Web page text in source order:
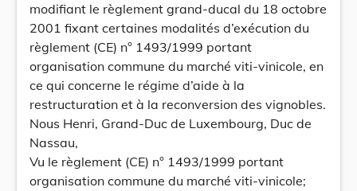
modifiant le règlement grand-ducal du 18 octobre
2001 fixant certaines modalités d’exécution du
règlement (CE) n° 1493/1999 portant
organisation commune du marché viti-vinicole, en
ce qui concerne le régime d’aide à la
restructuration et à la reconversion des vignobles.
Nous Henri, Grand-Duc de Luxembourg, Duc de
Nassau,
Vu le règlement (CE) n° 1493/1999 portant
organisation commune du marché viti-vinicole;